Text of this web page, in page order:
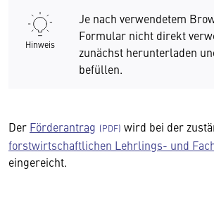
Hinweis
Je nach verwendetem
Formular nicht direkt
zunächst herunterladen
befüllen.
Der Förderantrag wird bei der
forstwirtschaftlichen Lehrlings- und
eingereicht.